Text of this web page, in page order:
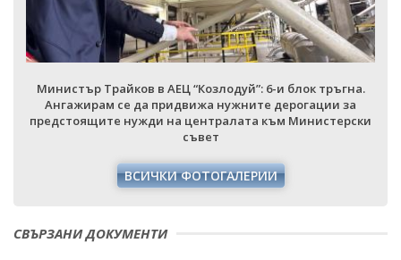
Министър Трайков в АЕЦ “Козлодуй”: 6-и блок тръгна.
Ангажирам се да придвижа нужните дерогации за
предстоящите нужди на централата към Министерски
съвет
ВСИЧКИ ФОТОГАЛЕРИИ
СВЪРЗАНИ ДОКУМЕНТИ